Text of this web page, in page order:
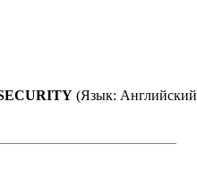
(Язык: